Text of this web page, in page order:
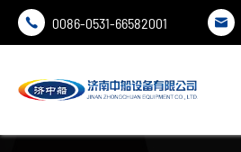
 0086-0531-66582001 